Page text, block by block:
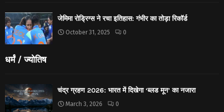
जेमिमा रोड्रिग्स ने रचा इतिहास: गंभीर का तोड़ा रिकॉर्ड
October 31, 2025 0
धर्मं / ज्योतिष
चंद्र ग्रहण 2026: भारत में दिखेगा ‘ब्लड मून’ का नजारा
March 3, 2026 0